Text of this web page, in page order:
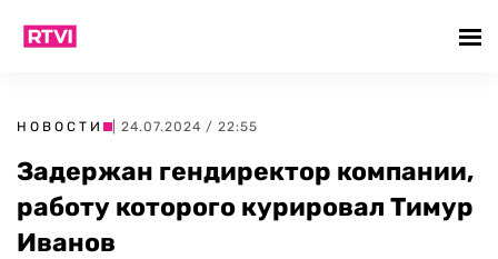
НОВОСТИ | 24.07.2024 / 22:55
Задержан гендиректор компании,
работу которого курировал Тимур
Иванов